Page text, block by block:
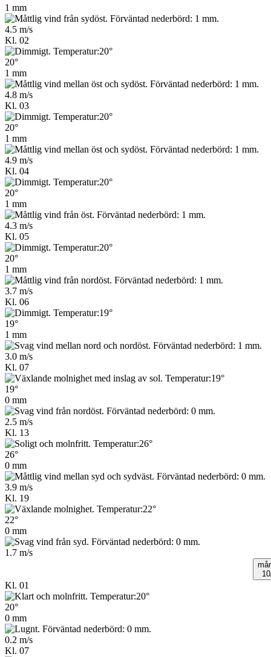
1 mm
4.5 m/s
Kl. 02
20°
1 mm
4.8 m/s
Kl. 03
20°
1 mm
4.9 m/s
Kl. 04
20°
1 mm
4.3 m/s
Kl. 05
20°
1 mm
3.7 m/s
Kl. 06
19°
1 mm
3.0 m/s
Kl. 07
19°
0 mm
2.5 m/s
Kl. 13
26°
0 mm
3.9 m/s
Kl. 19
22°
0 mm
1.7 m/s
Kl. 01
20°
0 mm
0.2 m/s
Kl. 07